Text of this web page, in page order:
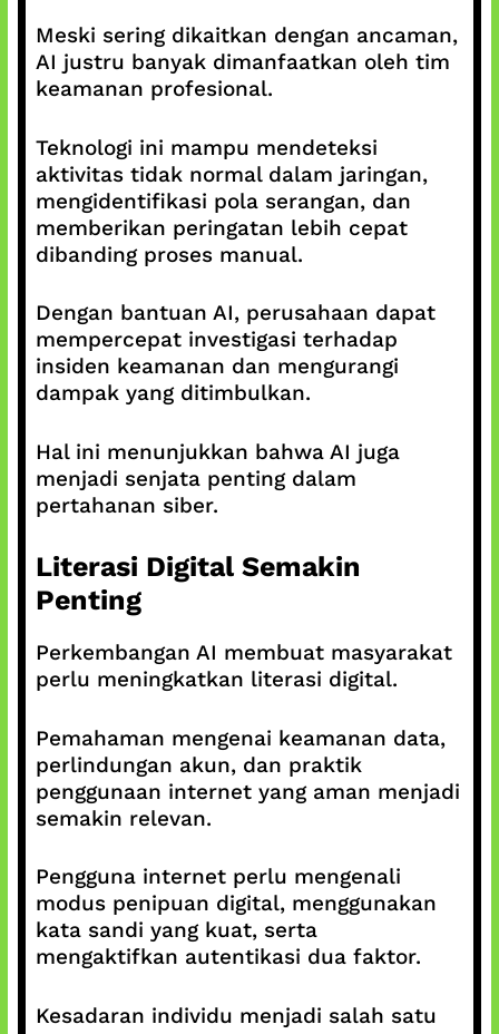
Meski sering dikaitkan dengan ancaman,
AI justru banyak dimanfaatkan oleh tim
keamanan profesional.
Teknologi ini mampu mendeteksi
aktivitas tidak normal dalam jaringan,
mengidentifikasi pola serangan, dan
memberikan peringatan lebih cepat
dibanding proses manual.
Dengan bantuan AI, perusahaan dapat
mempercepat investigasi terhadap
insiden keamanan dan mengurangi
dampak yang ditimbulkan.
Hal ini menunjukkan bahwa AI juga
menjadi senjata penting dalam
pertahanan siber.
Literasi Digital Semakin
Penting
Perkembangan AI membuat masyarakat
perlu meningkatkan literasi digital.
Pemahaman mengenai keamanan data,
perlindungan akun, dan praktik
penggunaan internet yang aman menjadi
semakin relevan.
Pengguna internet perlu mengenali
modus penipuan digital, menggunakan
kata sandi yang kuat, serta
mengaktifkan autentikasi dua faktor.
Kesadaran individu menjadi salah satu